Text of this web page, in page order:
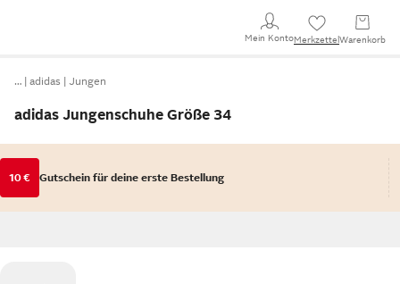
Mein KontoMerkzettel Warenkorb
… adidas Jungen
adidas Jungenschuhe Größe 34
10 € Gutschein für deine erste Bestellung